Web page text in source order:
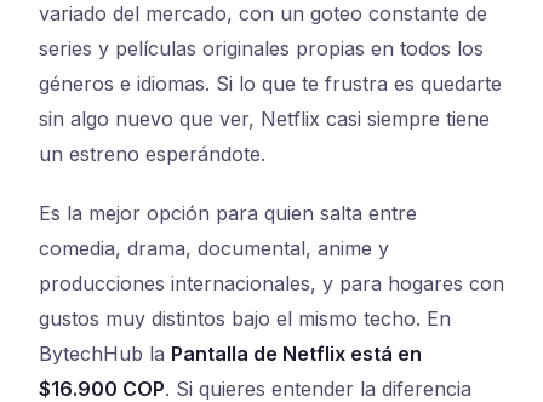
variado del mercado, con un goteo constante de
series y películas originales propias en todos los
géneros e idiomas. Si lo que te frustra es quedarte
sin algo nuevo que ver, Netflix casi siempre tiene
un estreno esperándote.
Es la mejor opción para quien salta entre
comedia, drama, documental, anime y
producciones internacionales, y para hogares con
gustos muy distintos bajo el mismo techo. En
BytechHub la Pantalla de Netflix está en
$16.900 COP. Si quieres entender la diferencia